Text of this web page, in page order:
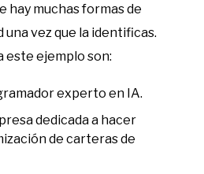
hay muchas formas de
vez que la identificas.
este ejemplo son:
experto en IA.
dedicada a hacer
de carteras de